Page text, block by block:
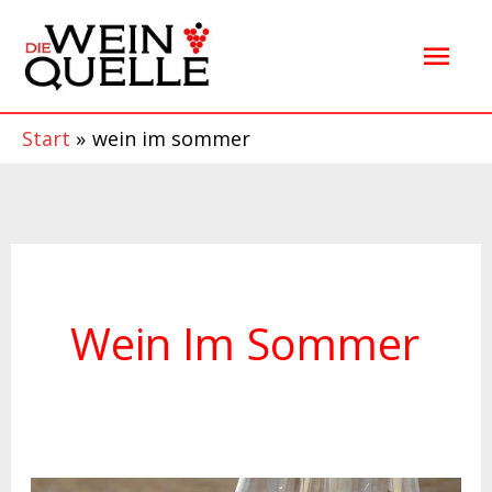
Inhalt
springen
Start wein im sommer
Wein Im Sommer